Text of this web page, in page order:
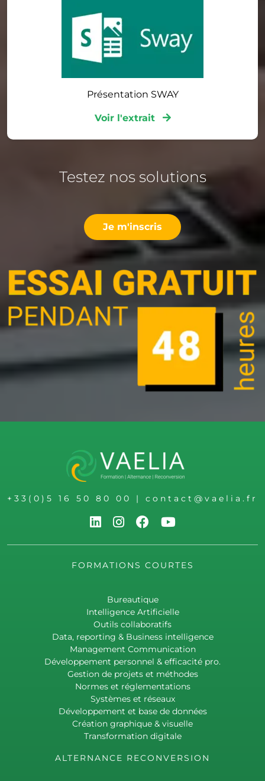
Présentation SWAY
Voir l'extrait
Testez nos solutions
Je m'inscris
+33(0)5 16 50 80 00 | contact@vaelia.fr
FORMATIONS COURTES
Bureautique
Intelligence Artificielle
Outils collaboratifs
Data, reporting & Business intelligence
Management Communication
Développement personnel & efficacité pro.
Gestion de projets et méthodes
Normes et réglementations
Systèmes et réseaux
Développement et base de données
Création graphique & visuelle
Transformation digitale
ALTERNANCE RECONVERSION